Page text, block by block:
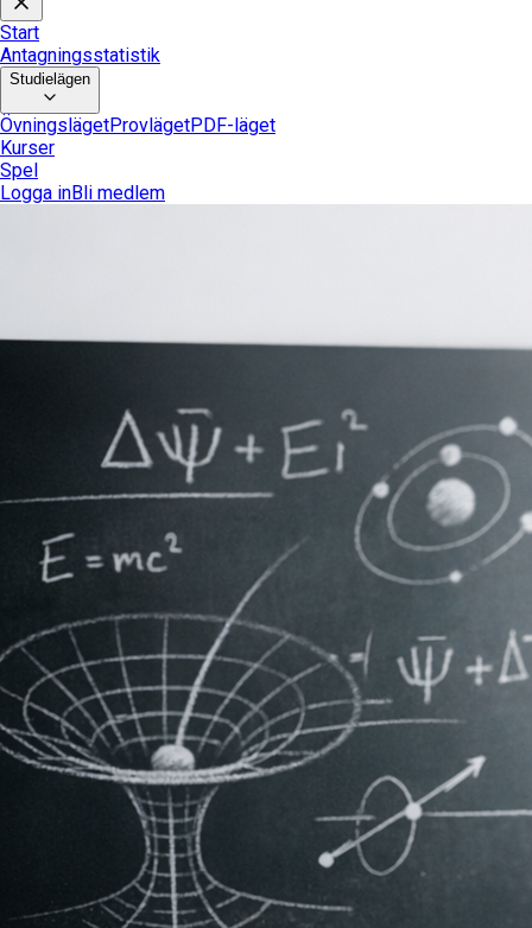
Start
Antagningsstatistik
Studielägen
ÖvningslägetProvlägetPDF-läget
Kurser
Spel
Logga inBli medlem